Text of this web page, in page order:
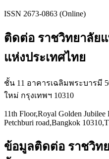
ISSN 2673-0863 (Online)
ติดต่อ ราชวิทยาลัย
แห่งประเทศไทย
ชั้น 11 อาคารเฉลิมพระบารมี
ใหม่ กรุงเทพฯ 10310
11th Floor,Royal Golden
Petchburi road,Bangkok
ข้อมูลติดต่อ ราชวิท